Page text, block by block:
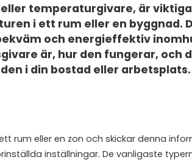
temperaturgivare, är
i ett rum eller en byggnad.
och energieffektiv
är, hur den fungerar, och
i din bostad eller arbetsplats.
rum eller en zon och skickar denna
inställningar. De vanligaste